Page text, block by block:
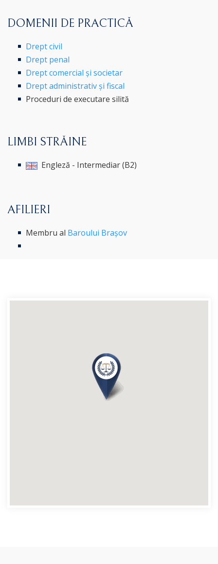
DOMENII DE PRACTICĂ
Drept civil
Drept penal
Drept comercial și societar
Drept administrativ și fiscal
Proceduri de executare silită
LIMBI STRĂINE
Engleză - Intermediar (B2)
AFILIERI
Membru al Baroului Brașov